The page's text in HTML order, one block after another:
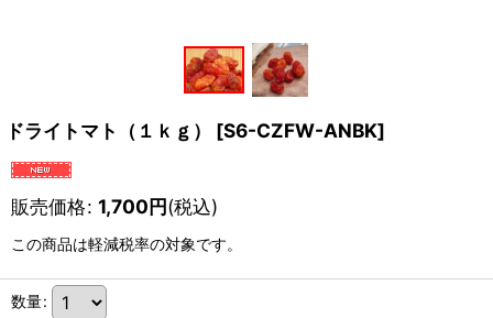
ドライトマト（１ｋｇ） [S6-CZFW-ANBK]
販売価格: 1,700円(税込)
この商品は軽減税率の対象です。
数量: